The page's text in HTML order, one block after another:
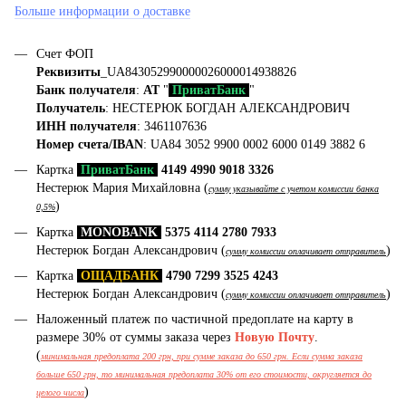
Больше информации о доставке
Счет ФОП
Реквизиты _UA843052990000026000014938826
Банк получателя: АТ" ПриватБанк "
Получатель: НЕСТЕРЮК БОГДАН АЛЕКСАНДРОВИЧ
ИНН получателя: 3461107636
Номер счета/IBAN: UA84 3052 9900 0002 6000 0149 3882 6
Картка ПриватБанк 4149 4990 9018 3326
Нестерюк Мария Михайловна (сумму указывайте с учетом комиссии банка
0,5%)
Картка MONOBANK 5375 4114 2780 7933
Нестерюк Богдан Александрович (сумму комиссии оплачивает отправитель)
Картка ОЩАДБАНК 4790 7299 3525 4243
Нестерюк Богдан Александрович (сумму комиссии оплачивает отправитель)
Наложенный платеж по частичной предоплате на карту в
размере 30% от суммы заказа через Новую Почту.
(минимальная предоплата 200 грн, при сумме заказа до 650 грн. Если сумма заказа
больше 650 грн, то минимальная предоплата 30% от его стоимости, округляется до
целого числа)